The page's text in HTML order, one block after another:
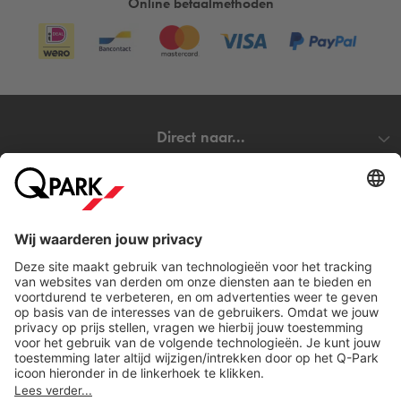
Direct naar...
Download